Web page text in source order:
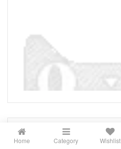
SẢN PHẨM ƯA THÍCH
Home Category Wishlist